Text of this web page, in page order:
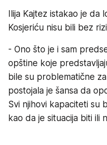
Ilija Kajtez istakao je da
Kosjeriću nisu bili bez
- Ono što je i sam
opštine koje
bile su problematične
postojala je šansa da
Svi njihovi kapaciteti su
kao da je situacija biti ili